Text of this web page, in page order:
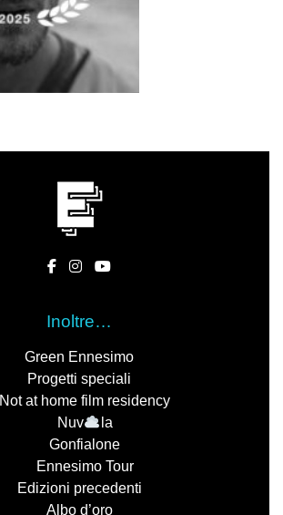
Inoltre…
Green Ennesimo
Progetti speciali
Not at home film residency
Nuv
la
Gonfialone
Ennesimo Tour
Edizioni precedenti
Albo d’oro